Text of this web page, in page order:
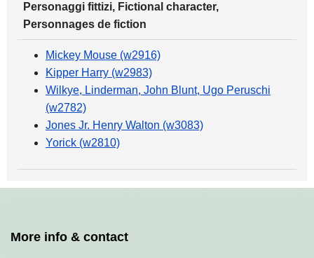
Personaggi fittizi, Fictional character,
Personnages de fiction
Mickey Mouse (w2916)
Kipper Harry (w2983)
Wilkye, Linderman, John Blunt, Ugo Peruschi
(w2782)
Jones Jr. Henry Walton (w3083)
Yorick (w2810)
More info & contact